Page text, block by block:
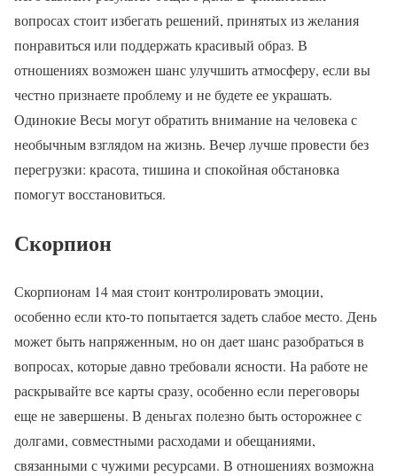
вопросах стоит избегать решений, принятых из желания
понравиться или поддержать красивый образ. В
отношениях возможен шанс улучшить атмосферу, если вы
честно признаете проблему и не будете ее украшать.
Одинокие Весы могут обратить внимание на человека с
необычным взглядом на жизнь. Вечер лучше провести без
перегрузки: красота, тишина и спокойная обстановка
помогут восстановиться.
Скорпион
Скорпионам 14 мая стоит контролировать эмоции,
особенно если кто-то попытается задеть слабое место. День
может быть напряженным, но он дает шанс разобраться в
вопросах, которые давно требовали ясности. На работе не
раскрывайте все карты сразу, особенно если переговоры
еще не завершены. В деньгах полезно быть осторожнее с
долгами, совместными расходами и обещаниями,
связанными с чужими ресурсами. В отношениях возможна